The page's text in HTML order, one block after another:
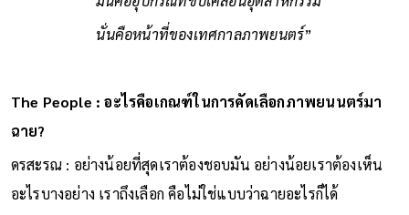
นั่นคือหน้าที่ของเทศกาลภาพยนตร์”
The People : อะไรคือเกณฑ์ในการคัดเลือกภาพยนนตร์มา
ฉาย?
ดรสะรณ : อย่างน้อยที่สุดเราต้องชอบมัน อย่างน้อยเราต้องเห็น
อะไรบางอย่าง เราถึงเลือก คือไม่ใช่แบบว่าฉายอะไรก็ได้